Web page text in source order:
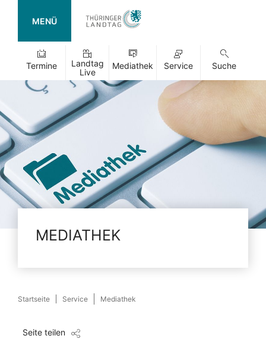
MENÜ
Termine
Landtag
Live
Mediathek Service Suche
MEDIATHEK
Startseite Service Mediathek
Seite teilen